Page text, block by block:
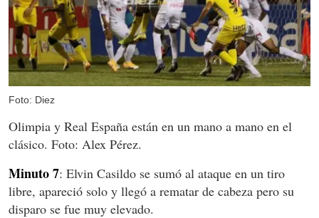
Foto: Diez
Olimpia y Real España están en un mano a mano en el
clásico. Foto: Alex Pérez.
Minuto 7: Elvin Casildo se sumó al ataque en un tiro
libre, apareció solo y llegó a rematar de cabeza pero su
disparo se fue muy elevado.